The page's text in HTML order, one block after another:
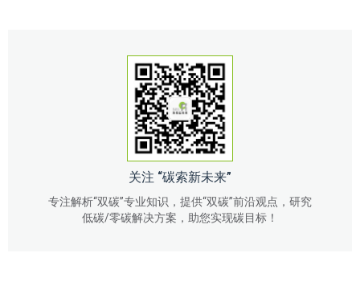
关注 “碳索新未来”
专注解析“双碳”专业知识，提供“双碳”前沿观点，研究
低碳/零碳解决方案，助您实现碳目标！